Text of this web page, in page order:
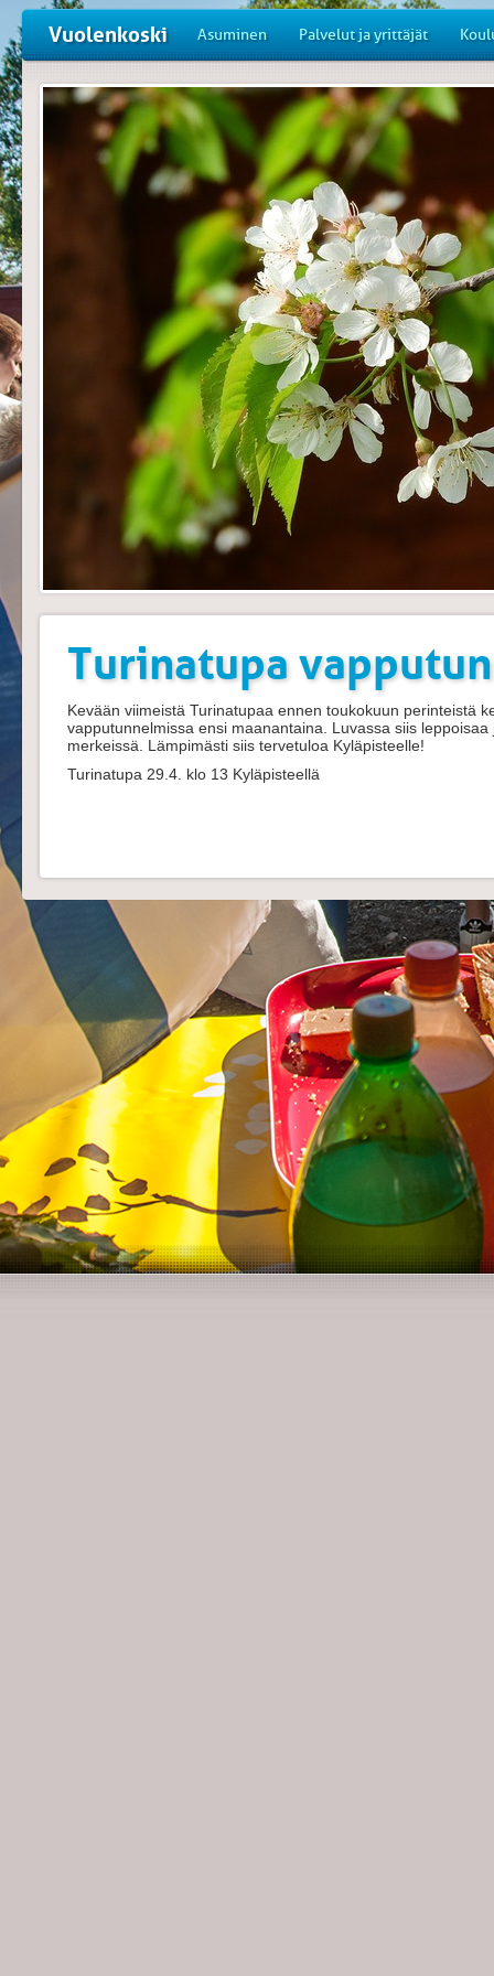
Vuolenkoski Asuminen Palvelut ja yrittäjät
Turinatupa
Kevään viimeistä Turinatupaa ennen toukokuun perinteistä
vapputunnelmissa ensi maanantaina. Luvassa siis
merkeissä. Lämpimästi siis tervetuloa Kyläpisteelle!
Turinatupa 29.4. klo 13 Kyläpisteellä